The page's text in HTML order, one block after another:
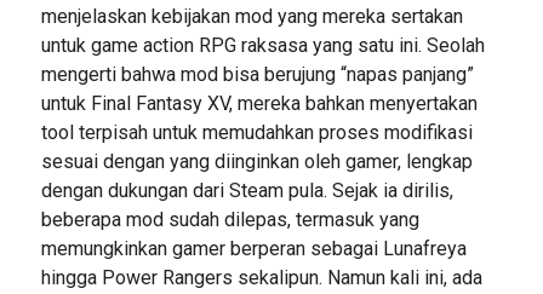
menjelaskan kebijakan mod yang mereka sertakan
untuk game action RPG raksasa yang satu ini. Seolah
mengerti bahwa mod bisa berujung “napas panjang”
untuk Final Fantasy XV, mereka bahkan menyertakan
tool terpisah untuk memudahkan proses modifikasi
sesuai dengan yang diinginkan oleh gamer, lengkap
dengan dukungan dari Steam pula. Sejak ia dirilis,
beberapa mod sudah dilepas, termasuk yang
memungkinkan gamer berperan sebagai Lunafreya
hingga Power Rangers sekalipun. Namun kali ini, ada